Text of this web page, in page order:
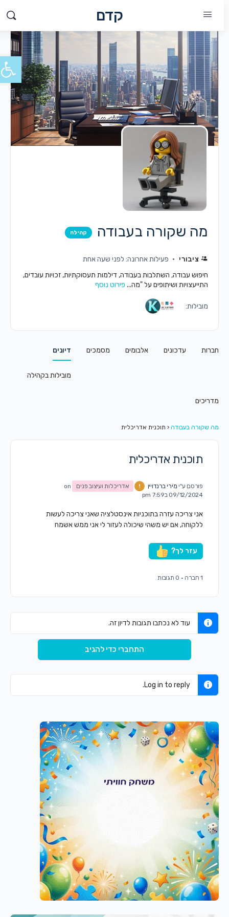
קדם
מה שקורה בעבודה קהילה
ציבורי
פעילות אחרונה: לפני שעה אחת
חיפוש עבודה, השתלבות בעבודה, דילמות תעסוקתיות, זכויות עובדים,
התייעצויות ושיתופים על "מה...פירוט נוסף
מובילות:
חברות עדכונים אלבומים מסמכים דיונים
מובילות בקהילה
מדריכים
מה שקורה בעבודה ‹ תוכנית אדריכלית
תוכנית אדריכלית
פורסם ע"ימירי ברנדויין אדריכלות ועיצוב פנים
on
09/12/2024 ב7:59 pm
אני צריכה עזרה בתוכניות אינסטלציה שאני צריכה לעשות
ללקוחה, אם יש משהי שיכולה לעזור לי אני ממש אשמח
עזר לך?
· 0 תגובות
עוד לא נכתבו תגובות לדיון זה.
התחברי כדי להגיב
Log in to reply.
פתח